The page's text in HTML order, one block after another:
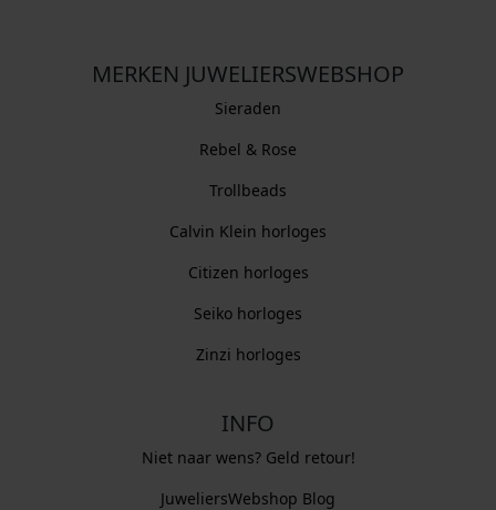
MERKEN JUWELIERSWEBSHOP
Sieraden
Rebel & Rose
Trollbeads
Calvin Klein horloges
Citizen horloges
Seiko horloges
Zinzi horloges
INFO
Niet naar wens? Geld retour!
JuweliersWebshop Blog